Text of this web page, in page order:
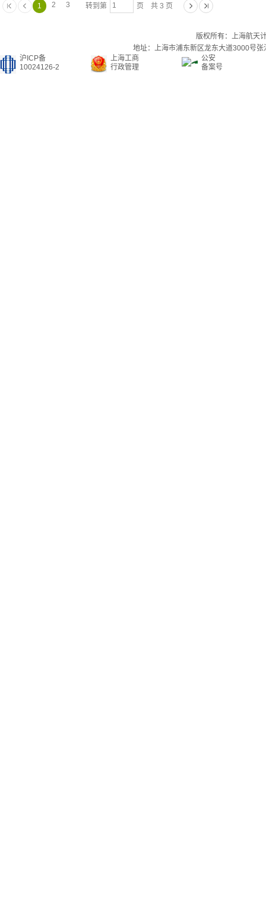
1 2 3 转到第 页 共 3 页
版权所有：上海航天
地址：上海市浦东新区龙东大道3000号
沪ICP备
10024126-2
上海工商
行政管理
公安
备案号